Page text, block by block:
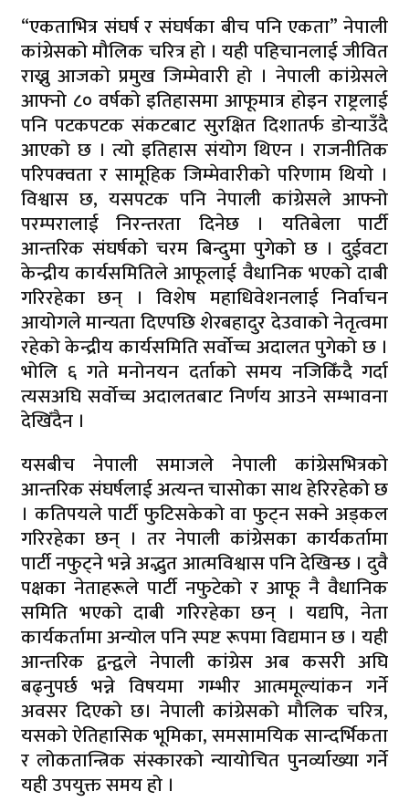
“एकताभित्र संघर्ष र संघर्षका बीच पनि एकता” नेपाली
कांग्रेसको मौलिक चरित्र हो । यही पहिचानलाई जीवित
राख्नु आजको प्रमुख जिम्मेवारी हो । नेपाली कांग्रेसले
आफ्नो ८० वर्षको इतिहासमा आफूमात्र होइन राष्ट्रलाई
पनि पटकपटक संकटबाट सुरक्षित दिशातर्फ डोर्‍याउँदै
आएको छ । त्यो इतिहास संयोग थिएन । राजनीतिक
परिपक्वता र सामूहिक जिम्मेवारीको परिणाम थियो ।
विश्वास छ, यसपटक पनि नेपाली कांग्रेसले आफ्नो
परम्परालाई निरन्तरता दिनेछ । यतिबेला पार्टी
आन्तरिक संघर्षको चरम बिन्दुमा पुगेको छ । दुईवटा
केन्द्रीय कार्यसमितिले आफूलाई वैधानिक भएको दाबी
गरिरहेका छन् । विशेष महाधिवेशनलाई निर्वाचन
आयोगले मान्यता दिएपछि शेरबहादुर देउवाको नेतृत्वमा
रहेको केन्द्रीय कार्यसमिति सर्वोच्च अदालत पुगेको छ ।
भोलि ६ गते मनोनयन दर्ताको समय नजिकिँदै गर्दा
त्यसअघि सर्वोच्च अदालतबाट निर्णय आउने सम्भावना
देखिँदैन ।
यसबीच नेपाली समाजले नेपाली कांग्रेसभित्रको
आन्तरिक संघर्षलाई अत्यन्त चासोका साथ हेरिरहेको छ
। कतिपयले पार्टी फुटिसकेको वा फुट्न सक्ने अड्कल
गरिरहेका छन् । तर नेपाली कांग्रेसका कार्यकर्तामा
पार्टी नफुट्ने भन्ने अद्भुत आत्मविश्वास पनि देखिन्छ । दुवै
पक्षका नेताहरूले पार्टी नफुटेको र आफू नै वैधानिक
समिति भएको दाबी गरिरहेका छन् । यद्यपि, नेता
कार्यकर्तामा अन्योल पनि स्पष्ट रूपमा विद्यमान छ । यही
आन्तरिक द्वन्द्वले नेपाली कांग्रेस अब कसरी अघि
बढ्नुपर्छ भन्ने विषयमा गम्भीर आत्ममूल्यांकन गर्ने
अवसर दिएको छ। नेपाली कांग्रेसको मौलिक चरित्र,
यसको ऐतिहासिक भूमिका, समसामयिक सान्दर्भिकता
र लोकतान्त्रिक संस्कारको न्यायोचित पुनर्व्याख्या गर्ने
यही उपयुक्त समय हो ।